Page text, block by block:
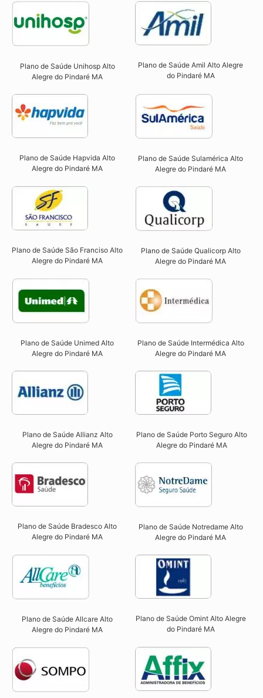
Plano de Saúde Unihosp Alto
Alegre do Pindaré MA​
Plano de Saúde Amil Alto Alegre
do Pindaré MA
Plano de Saúde Hapvida Alto
Alegre do Pindaré MA​
Plano de Saúde Sulamérica Alto
Alegre do Pindaré MA
Plano de Saúde São Franciso Alto
Alegre do Pindaré MA​
Plano de Saúde Qualicorp Alto
Alegre do Pindaré MA​
Plano de Saúde Unimed Alto
Alegre do Pindaré MA
Plano de Saúde Intermédica Alto
Alegre do Pindaré MA​
Plano de Saúde Allianz Alto
Alegre do Pindaré MA​
Plano de Saúde Porto Seguro Alto
Alegre do Pindaré MA​
Plano de Saúde Bradesco Alto
Alegre do Pindaré MA
Plano de Saúde Notredame Alto
Alegre do Pindaré MA​
Plano de Saúde Allcare Alto
Alegre do Pindaré MA​
Plano de Saúde Omint Alto Alegre
do Pindaré MA​